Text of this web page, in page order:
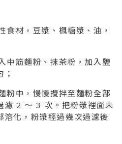
食材，豆漿、楓糖漿、油，
中筋麵粉、抹茶粉，加入鹽
粉中，慢慢攪拌至麵粉全部
濾 2 ～ 3 次。把粉漿裡面未
溶化，粉漿經過幾次過濾後